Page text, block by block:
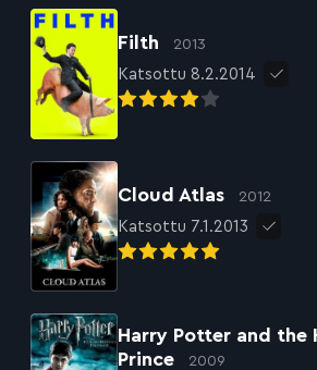
Filth 2013
Katsottu 8.2.2014
Cloud Atlas 2012
Katsottu 7.1.2013
Harry Potter and the
Prince
2009